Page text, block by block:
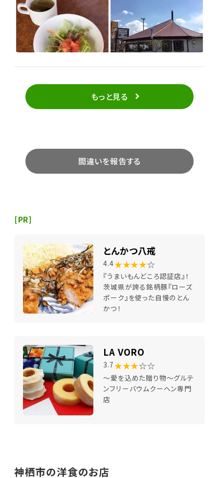
もっと見る
間違いを報告する
[PR]
とんかつ八戒
4.4★★★★☆
『うまいもんどころ認証店』！
茨城県が誇る銘柄豚『ローズ
ポーク』を使った自慢のとん
かつ！
LA VORO
3.7 ★★★☆☆
～愛を込めた贈り物～グルテ
ンフリーバウムクーヘン専門
店
神栖市の洋食のお店